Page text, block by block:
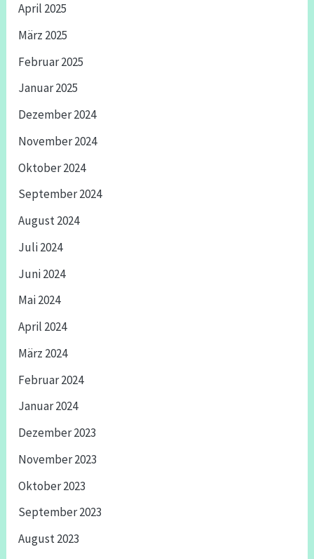
April 2025
März 2025
Februar 2025
Januar 2025
Dezember 2024
November 2024
Oktober 2024
September 2024
August 2024
Juli 2024
Juni 2024
Mai 2024
April 2024
März 2024
Februar 2024
Januar 2024
Dezember 2023
November 2023
Oktober 2023
September 2023
August 2023